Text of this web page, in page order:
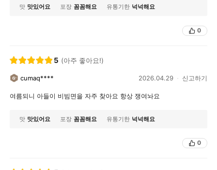
맛 맛있어요 포장 꼼꼼해요 유통기한 넉넉해요
0
5 (아주 좋아요!)
cumaq**** 2026.04.29 신고하기
여름되니 아들이 비빔면을 자주 찾아요 항상 쟁여놔요
맛 맛있어요 포장 꼼꼼해요 유통기한 넉넉해요
0